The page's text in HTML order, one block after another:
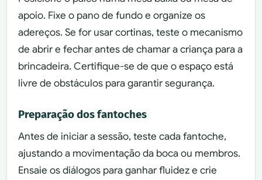
apoio. Fixe o pano de fundo e organize os
adereços. Se for usar cortinas, teste o mecanismo
de abrir e fechar antes de chamar a criança para a
brincadeira. Certifique-se de que o espaço está
livre de obstáculos para garantir segurança.
Preparação dos fantoches
Antes de iniciar a sessão, teste cada fantoche,
ajustando a movimentação da boca ou membros.
Ensaie os diálogos para ganhar fluidez e crie